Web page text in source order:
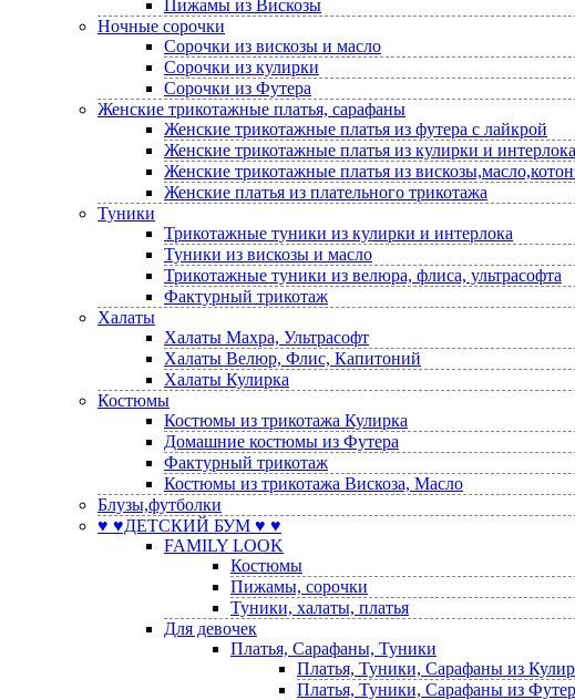
Пижамы из Вискозы
Ночные сорочки
Сорочки из вискозы и масло
Сорочки из кулирки
Сорочки из Футера
Женские трикотажные платья, сарафаны
Женские трикотажные платья из футера с лайкрой
Женские трикотажные платья из кулирки и интерлока
Женские трикотажные платья из
Женские платья из плательного трикотажа
Туники
Трикотажные туники из кулирки и интерлока
Туники из вискозы и масло
Трикотажные туники из велюра, флиса, ультрасофта
Фактурный трикотаж
Халаты
Халаты Махра, Ультрасофт
Халаты Велюр, Флис, Капитоний
Халаты Кулирка
Костюмы
Костюмы из трикотажа Кулирка
Домашние костюмы из Футера
Фактурный трикотаж
Костюмы из трикотажа Вискоза, Масло
Блузы,футболки
♥ ♥ДЕТСКИЙ БУМ ♥ ♥
FAMILY LOOK
Костюмы
Пижамы, сорочки
Туники, халаты, платья
Для девочек
Платья, Сарафаны, Туники
Платья, Туники, Сарафаны из
Платья, Туники, Сарафаны из